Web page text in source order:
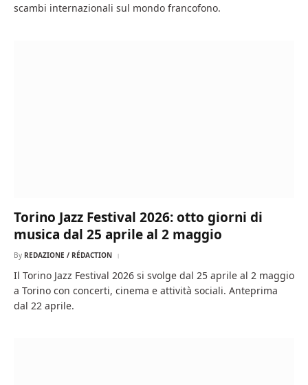
scambi internazionali sul mondo francofono.
Torino Jazz Festival 2026: otto giorni di
musica dal 25 aprile al 2 maggio
By REDAZIONE / RÉDACTION
Il Torino Jazz Festival 2026 si svolge dal 25 aprile al 2 maggio
a Torino con concerti, cinema e attività sociali. Anteprima
dal 22 aprile.